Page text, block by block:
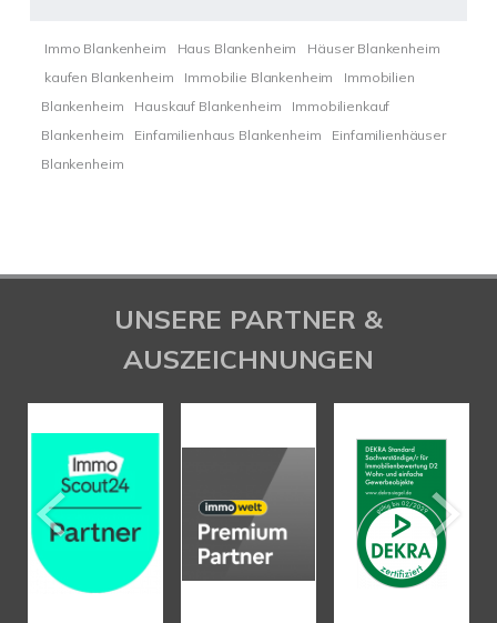
Immo Blankenheim Haus Blankenheim
Häuser Blankenheim
kaufen Blankenheim
Immobilie Blankenheim
Immobilien
Blankenheim
Hauskauf Blankenheim
Immobilienkauf
Blankenheim
Einfamilienhaus Blankenheim
Einfamilienhäuser
Blankenheim
UNSERE PARTNER &
AUSZEICHNUNGEN